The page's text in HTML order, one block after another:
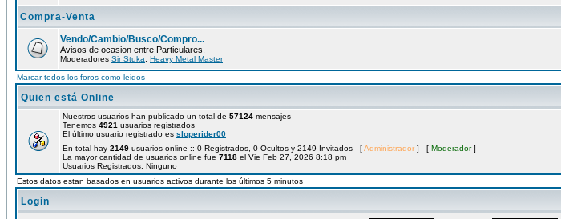
Compra-Venta
Vendo/Cambio/Busco/Compro...
Avisos de ocasion entre Particulares.
Moderadores Sir Stuka Heavy Metal Master
Marcar todos los foros como leidos
Quien está Online
Nuestros usuarios han publicado un total de 57124 mensajes
Tenemos 4921 usuarios registrados
El último usuario registrado es sloperider00
En total hay 2149 usuarios online :: 0 Registrados, 0 Ocultos y 2149 Invitados [Administrador ] [ Moderador]
La mayor cantidad de usuarios online fue 7118 el Vie Feb 27, 2026 8:18 pm
Usuarios Registrados: Ninguno
Estos datos estan basados en usuarios activos durante los últimos 5 minutos
Login